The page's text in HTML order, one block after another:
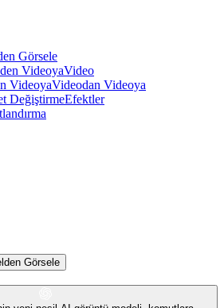
Görsele
VideoyaVideo
VideoyaVideodan Videoya
DeğiştirmeEfektler
Görsele